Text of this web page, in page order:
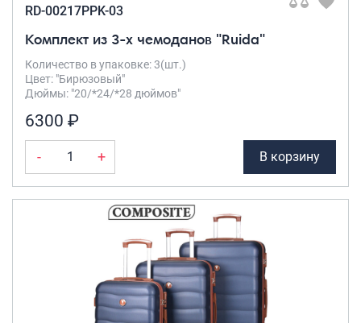
RD-00217PPK-03
Комплект из 3-х чемоданов "Ruida"
Количество в упаковке: 3(шт.)
Цвет: "Бирюзовый"
Дюймы: "20/*24/*28 дюймов"
6300 ₽
- + В корзину